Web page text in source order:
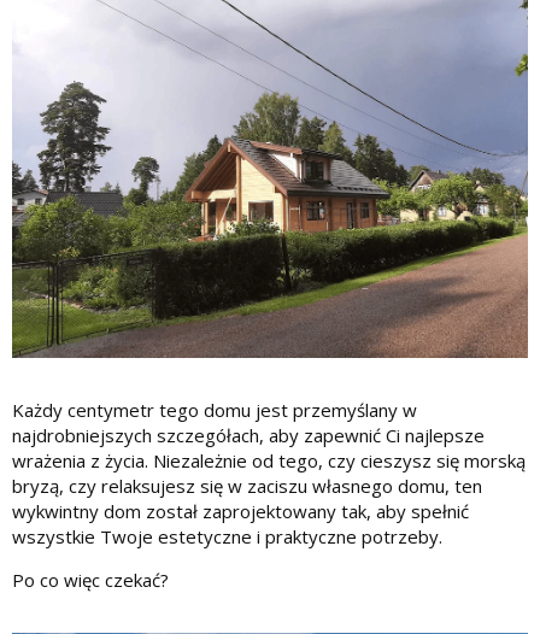
Każdy centymetr tego domu jest przemyślany w
najdrobniejszych szczegółach, aby zapewnić Ci najlepsze
wrażenia z życia. Niezależnie od tego, czy cieszysz się morską
bryzą, czy relaksujesz się w zaciszu własnego domu, ten
wykwintny dom został zaprojektowany tak, aby spełnić
wszystkie Twoje estetyczne i praktyczne potrzeby.
Po co więc czekać?